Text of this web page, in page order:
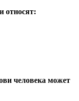
относят:
человека может